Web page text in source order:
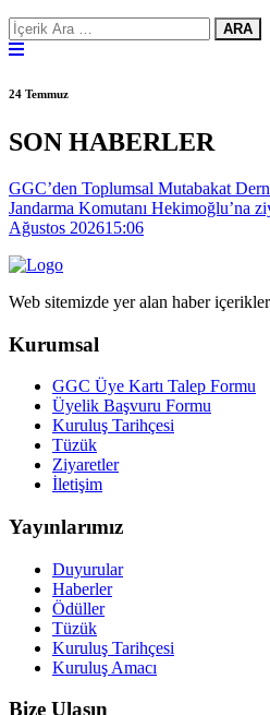
ARA
24 Temmuz
SON HABERLER
GGC’den Toplumsal Mutabakat
Jandarma Komutanı Hekimoğlu’na
Ağustos 202615:06
Web sitemizde yer alan haber
Kurumsal
GGC Üye Kartı Talep Formu
Üyelik Başvuru Formu
Kuruluş Tarihçesi
Tüzük
Ziyaretler
İletişim
Yayınlarımız
Duyurular
Haberler
Ödüller
Tüzük
Kuruluş Tarihçesi
Kuruluş Amacı
Bize Ulaşın